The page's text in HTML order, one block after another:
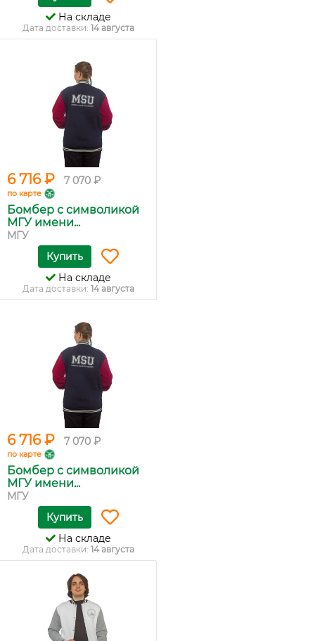
На складе
Дата доставки: 14 августа
6 716 ₽ 7 070 ₽
по карте
Бомбер с символикой
МГУ имени...
МГУ
Купить
На складе
Дата доставки: 14 августа
6 716 ₽ 7 070 ₽
по карте
Бомбер с символикой
МГУ имени...
МГУ
Купить
На складе
Дата доставки: 14 августа